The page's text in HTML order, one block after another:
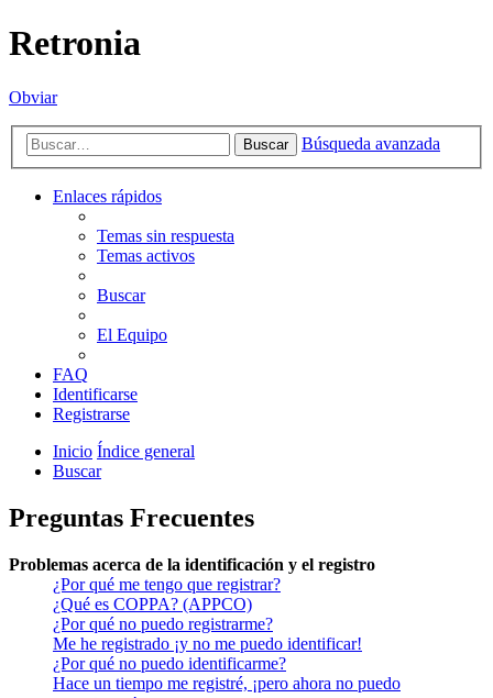
Retronia
Obviar
Buscar Búsqueda avanzada
Enlaces rápidos
Temas sin respuesta
Temas activos
Buscar
El Equipo
FAQ
Identificarse
Registrarse
Inicio Índice general
Buscar
Preguntas Frecuentes
Problemas acerca de la identificación y el registro
¿Por qué me tengo que registrar?
¿Qué es COPPA? (APPCO)
¿Por qué no puedo registrarme?
Me he registrado ¡y no me puedo identificar!
¿Por qué no puedo identificarme?
Hace un tiempo me registré, ¡pero ahora no puedo